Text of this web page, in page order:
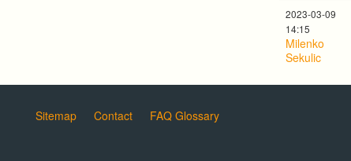
2023-03-09
14:15
Milenko
Sekulic
Sitemap Contact FAQ Glossary